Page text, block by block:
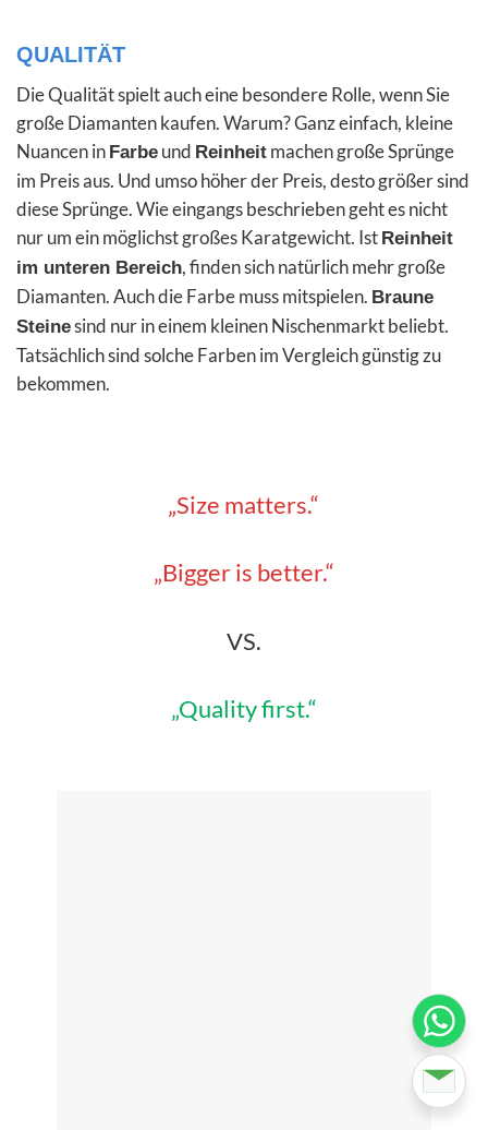
QUALITÄT
Die Qualität spielt auch eine besondere Rolle, wenn Sie
große Diamanten kaufen. Warum? Ganz einfach, kleine
Nuancen in Farbe und Reinheit machen große Sprünge
im Preis aus. Und umso höher der Preis, desto größer sind
diese Sprünge. Wie eingangs beschrieben geht es nicht
nur um ein möglichst großes Karatgewicht. Ist Reinheit
im unteren Bereich, finden sich natürlich mehr große
Diamanten. Auch die Farbe muss mitspielen. Braune
Steinesind nur in einem kleinen Nischenmarkt beliebt.
Tatsächlich sind solche Farben im Vergleich günstig zu
bekommen.
„Size matters.“
„Bigger is better.“
VS.
„Quality first.“